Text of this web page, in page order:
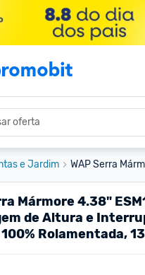
e Jardim WAP Serra
Mármore 4.38"
de Altura e
Rolamentada,